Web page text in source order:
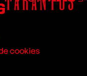
cookies